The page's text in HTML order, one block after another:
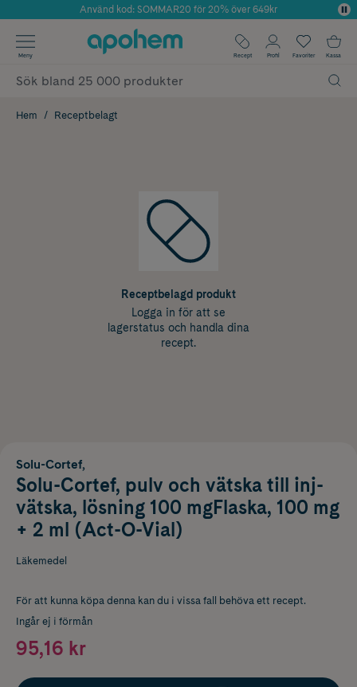
Årets Butik 2025 inom Skönhet
Använd kod: SOMMAR20 för 20% över 649kr
✓ Fri frakt
✓ Poäng på alla köp*
Meny Recept Profil Favoriter Kassa
Hem Receptbelagt
Receptbelagd produkt
Logga in för att se
lagerstatus och handla dina
recept.
Solu-Cortef,
Solu-Cortef, pulv och vätska till inj-
vätska, lösning 100 mgFlaska, 100 mg
+ 2 ml (Act-O-Vial)
Läkemedel
För att kunna köpa denna kan du i vissa fall behöva ett recept.
Ingår ej i förmån
95,16 kr